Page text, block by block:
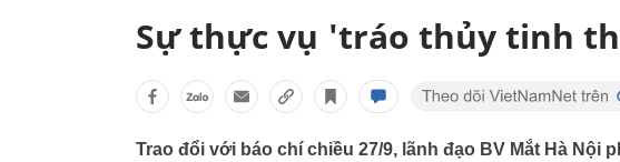
Sự thực vụ 'tráo thủy tinh
Trao đổi với báo chí chiều 27/9, lãnh đạo BV Mắt Hà Nội